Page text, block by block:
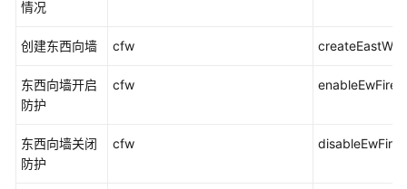
视
频
助
档
下
情况
创建东西向墙 cfw
东西向墙开启
防护
cfw
东西向墙关闭
防护
cfw